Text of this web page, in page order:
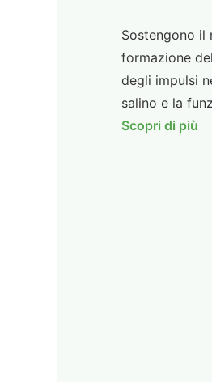
Sostengono il
formazione
degli impulsi
salino e la
Scopri di più